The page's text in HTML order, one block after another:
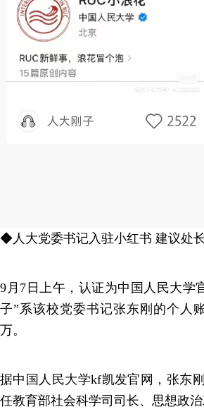
◆人大党委书记入驻小红书 建议处
9月7日上午，认证为中国人民大学
子”系该校党委书记张东刚的个人
万。
据中国人民大学kf凯发官网，张东
任教育部社会科学司司长、思想政